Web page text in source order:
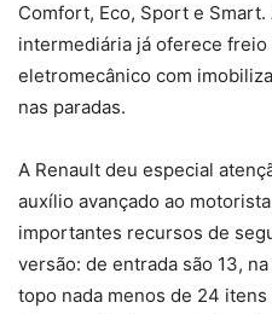
Comfort, Eco, Sport e
intermediária já oferece
eletromecânico com
nas paradas.
A Renault deu especial
auxílio avançado ao
importantes recursos de
versão: de entrada são 13,
topo nada menos de 24